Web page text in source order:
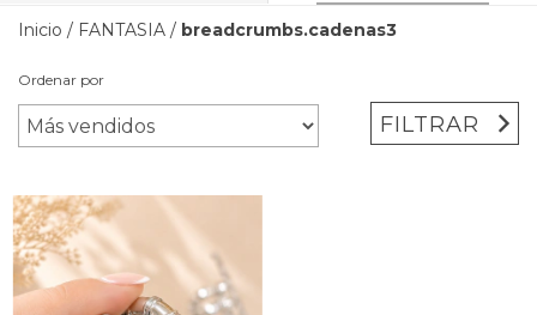
Inicio / FANTASIA / breadcrumbs.cadenas3
Ordenar por
FILTRAR